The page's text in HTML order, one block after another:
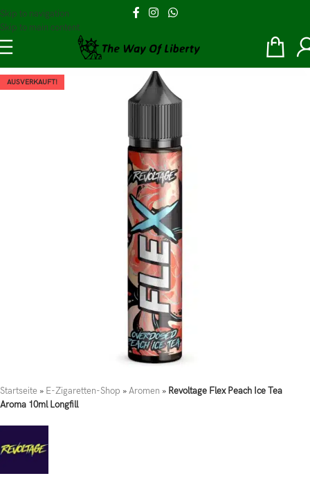
Skip to navigation
Skip to main content
AUSVERKAUFT!
Startseite » E-Zigaretten-Shop »Aromen » Revoltage Flex Peach Ice Tea
Aroma 10ml Longfill